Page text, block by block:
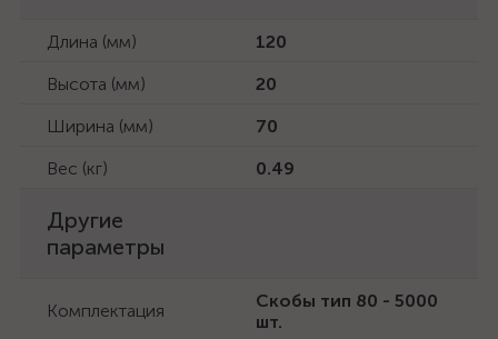
Длина (мм)
120
Высота (мм)
20
Ширина (мм)
70
Вес (кг)
0.49
Другие
параметры
Комплектация
Скобы тип 80 - 5000
шт.